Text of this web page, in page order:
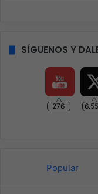
SÍGUENOS Y
276
Popular